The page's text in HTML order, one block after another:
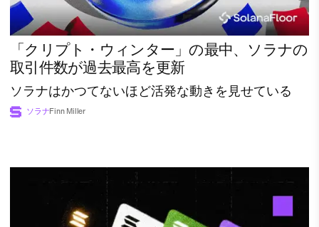
「クリプト・ウィンター」の最中、ソラナの
取引件数が過去最高を更新
ソラナはかつてないほど活発な動きを見せている
ソラナFinn Miller